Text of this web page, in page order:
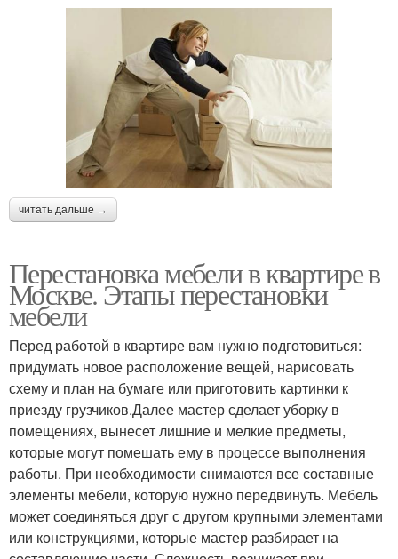
читать дальше →
Перестановка мебели в квартире в
Москве. Этапы перестановки
мебели
Перед работой в квартире вам нужно подготовиться:
придумать новое расположение вещей, нарисовать
схему и план на бумаге или приготовить картинки к
приезду грузчиков.Далее мастер сделает уборку в
помещениях, вынесет лишние и мелкие предметы,
которые могут помешать ему в процессе выполнения
работы. При необходимости снимаются все составные
элементы мебели, которую нужно передвинуть. Мебель
может соединяться друг с другом крупными элементами
или конструкциями, которые мастер разбирает на